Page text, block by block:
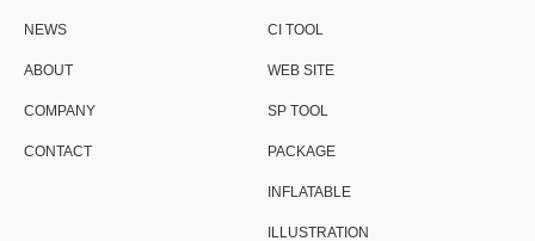
NEWS
ABOUT
COMPANY
CONTACT
CI TOOL
WEB SITE
SP TOOL
PACKAGE
INFLATABLE
ILLUSTRATION